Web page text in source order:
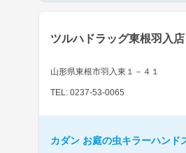
ツルハドラッグ東根羽入店
山形県東根市羽入東１－４１
TEL: 0237-53-0065
カダン お庭の虫キラーハンド